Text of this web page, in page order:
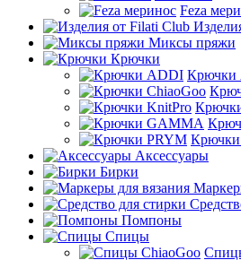
Feza
Миксы пряжи
Крючки
Крючки
Аксессуары
Бирки
Помпоны
Спицы